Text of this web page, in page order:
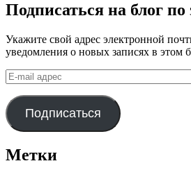
Подписаться на блог по
Укажите свой адрес электронной
уведомления о новых записях в этом
E-
mail
адрес
Подписаться
Метки